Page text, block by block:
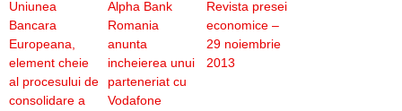
Uniunea
Bancara
Europeana,
element cheie
al procesului de
consolidare a
Alpha Bank
Romania
anunta
incheierea unui
parteneriat cu
Vodafone
Revista presei
economice –
29 noiembrie
2013